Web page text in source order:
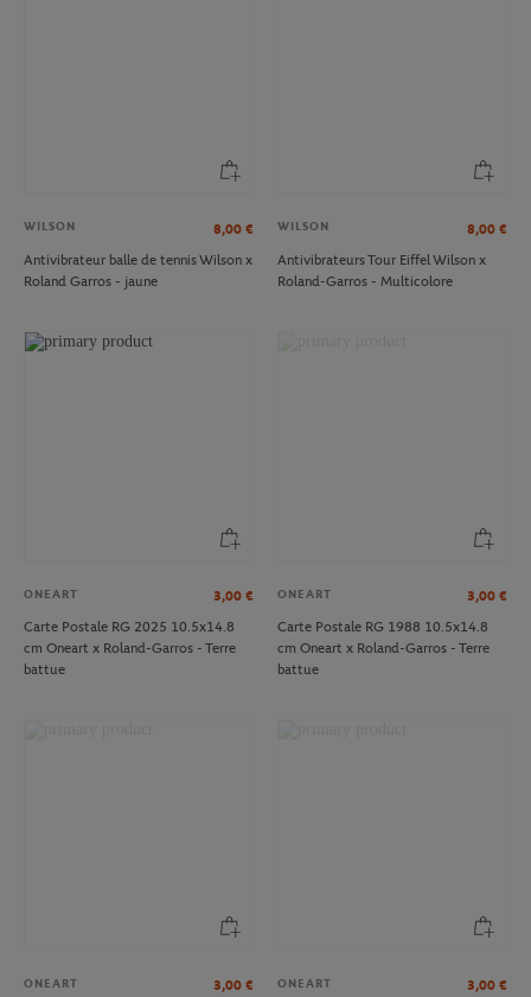
WILSON 8,00 €
Antivibrateur balle de tennis Wilson x
Roland Garros - jaune
WILSON 8,00 €
Antivibrateurs Tour Eiffel Wilson x
Roland-Garros - Multicolore
ONEART 3,00 €
Carte Postale RG 2025 10.5x14.8
cm Oneart x Roland-Garros - Terre
battue
ONEART 3,00 €
Carte Postale RG 1988 10.5x14.8
cm Oneart x Roland-Garros - Terre
battue
ONEART 3,00 € ONEART 3,00 €